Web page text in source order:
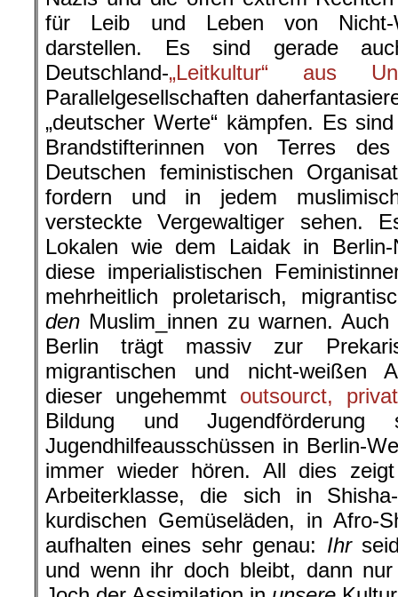
für Leib und Leben von Nicht-
darstellen. Es sind gerade
Deutschland-„Leitkultur“ aus
Parallelgesellschaften
„deutscher Werte“ kämpfen. Es
Brandstifterinnen von Terres
Deutschen feministischen
fordern und in jedem
versteckte Vergewaltiger sehen.
Lokalen wie dem Laidak in
diese imperialistischen
mehrheitlich proletarisch,
den Muslim_innen zu warnen.
Berlin trägt massiv zur
migrantischen und nicht-weißen
dieser ungehemmt outsourct,
Bildung und
Jugendhilfeausschüssen in Berlin-
immer wieder hören. All dies
Arbeiterklasse, die sich in
kurdischen Gemüseläden, in Afro-
aufhalten eines sehr genau: Ihr
und wenn ihr doch bleibt, dann